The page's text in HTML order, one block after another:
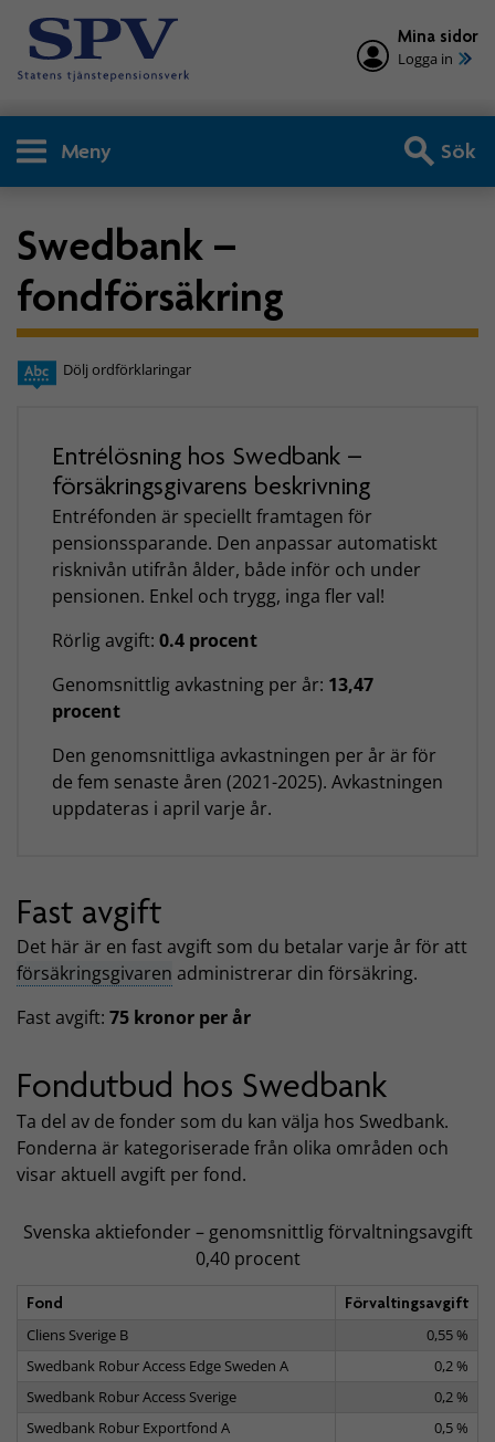
Mina sidor
Logga in
Meny Sök
Swedbank –
fondförsäkring
Dölj ordförklaringar
Entrélösning hos Swedbank –
försäkringsgivarens beskrivning
Entréfonden är speciellt framtagen för
pensionssparande. Den anpassar automatiskt
risknivån utifrån ålder, både inför och under
pensionen. Enkel och trygg, inga fler val!
Rörlig avgift: 0.4 procent
Genomsnittlig avkastning per år: 13,47
procent
Den genomsnittliga avkastningen per år är för
de fem senaste åren (2021-2025). Avkastningen
uppdateras i april varje år.
Fast avgift
Det här är en fast avgift som du betalar varje år för att
försäkringsgivaren administrerar din försäkring.
Fast avgift: 75 kronor per år
Fondutbud hos Swedbank
Ta del av de fonder som du kan välja hos Swedbank.
Fonderna är kategoriserade från olika områden och
visar aktuell avgift per fond.
Svenska aktiefonder – genomsnittlig förvaltningsavgift
0,40 procent
Fond
Förvaltingsavgift
Cliens Sverige B
0,55 %
Swedbank Robur Access Edge Sweden A
0,2 %
Swedbank Robur Access Sverige
0,2 %
Swedbank Robur Exportfond A
0,5 %